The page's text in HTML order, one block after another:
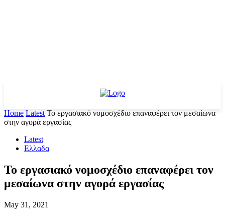
Home Latest Το εργασιακό νομοσχέδιο επαναφέρει τον μεσαίωνα
στην αγορά εργασίας
Latest
Ελλαδα
Το εργασιακό νομοσχέδιο επαναφέρει τον
μεσαίωνα στην αγορά εργασίας
May 31, 2021